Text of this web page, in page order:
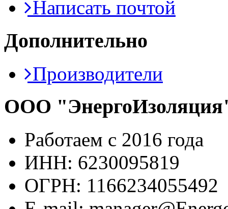
Написать почтой
Дополнительно
Производители
ООО
Работаем с 2016 года
ИНН: 6230095819
ОГРН: 1166234055492